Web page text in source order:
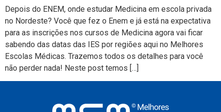
Depois do ENEM, onde estudar Medicina em escola privada
no Nordeste? Você que fez o Enem e já está na expectativa
para as inscrições nos cursos de Medicina agora vai ficar
sabendo das datas das IES por regiões aqui no Melhores
Escolas Médicas. Trazemos todos os detalhes para você
não perder nada! Neste post temos […]